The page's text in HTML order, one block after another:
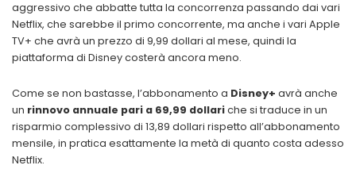
aggressivo che abbatte tutta la concorrenza passando dai vari
Netflix, che sarebbe il primo concorrente, ma anche i vari Apple
TV+ che avrà un prezzo di 9,99 dollari al mese, quindi la
piattaforma di Disney costerà ancora meno.
Come se non bastasse, l’abbonamento a Disney+ avrà anche
un rinnovo annuale pari a 69,99 dollariche si traduce in un
risparmio complessivo di 13,89 dollari rispetto all’abbonamento
mensile, in pratica esattamente la metà di quanto costa adesso
Netflix.